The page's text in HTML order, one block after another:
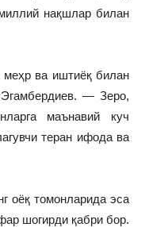
нақшлар билан
ва иштиёқ билан
— Зеро,
маънавий куч
теран ифода ва
оёқ томонларида эса
шогирди қабри бор.